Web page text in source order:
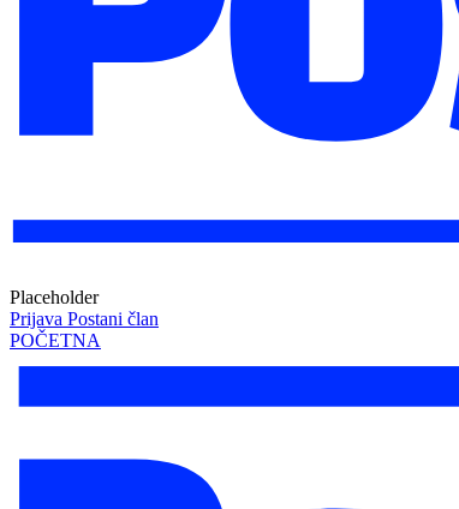
Placeholder
Prijava Postani član
POČETNA